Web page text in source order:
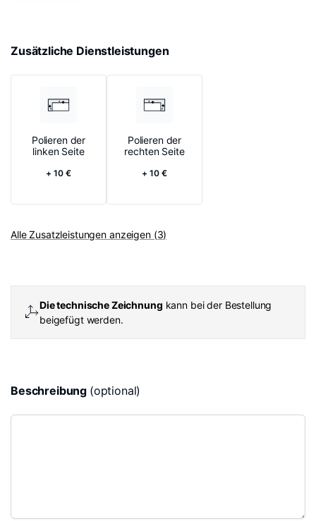
Zusätzliche Dienstleistungen
Polieren der
linken Seite
+ 10 €
Polieren der
rechten Seite
+ 10 €
Alle Zusatzleistungen anzeigen (3)
Die technische Zeichnung kann bei der Bestellung
beigefügt werden.
Beschreibung (optional)